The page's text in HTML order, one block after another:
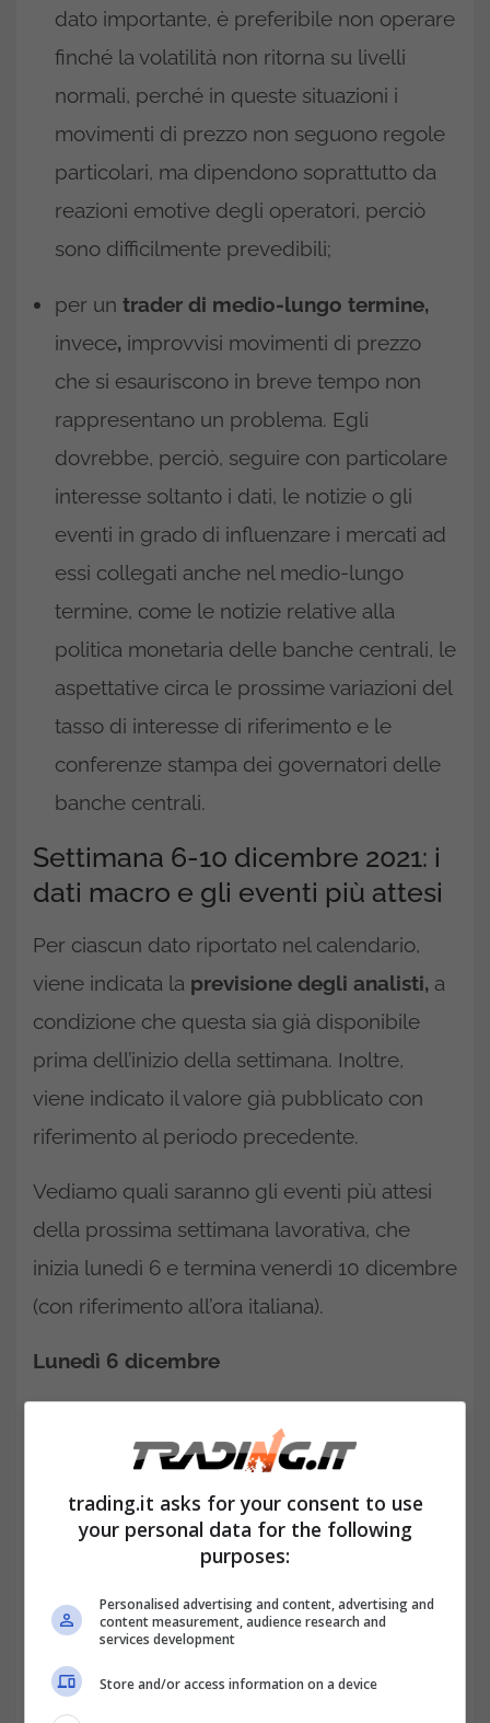
dato importante, è preferibile non operare
finché la volatilità non ritorna su livelli
normali, perché in queste situazioni i
movimenti di prezzo non seguono regole
particolari, ma dipendono soprattutto da
reazioni emotive degli operatori, perciò
sono difficilmente prevedibili;
per un trader di medio-lungo termine,
invece, improvvisi movimenti di prezzo
che si esauriscono in breve tempo non
rappresentano un problema. Egli
dovrebbe, perciò, seguire con particolare
interesse soltanto i dati, le notizie o gli
eventi in grado di influenzare i mercati ad
essi collegati anche nel medio-lungo
termine, come le notizie relative alla
politica monetaria delle banche centrali, le
aspettative circa le prossime variazioni del
tasso di interesse di riferimento e le
conferenze stampa dei governatori delle
banche centrali.
Settimana 6-10 dicembre 2021: i
dati macro e gli eventi più attesi
Per ciascun dato riportato nel calendario,
viene indicata la previsione degli analisti, a
condizione che questa sia già disponibile
prima dell’inizio della settimana. Inoltre,
viene indicato il valore già pubblicato con
riferimento al periodo precedente.
Vediamo quali saranno gli eventi più attesi
della prossima settimana lavorativa, che
inizia lunedì 6 e termina venerdì 10 dicembre
(con riferimento all’ora italiana).
Lunedì 6 dicembre
10.30-Gran Bretagna:
trading.it asks for your consent to use
your personal data for the following
purposes:
Personalised advertising and content, advertising and
content measurement, audience research and
services development
Store and/or access information on a device